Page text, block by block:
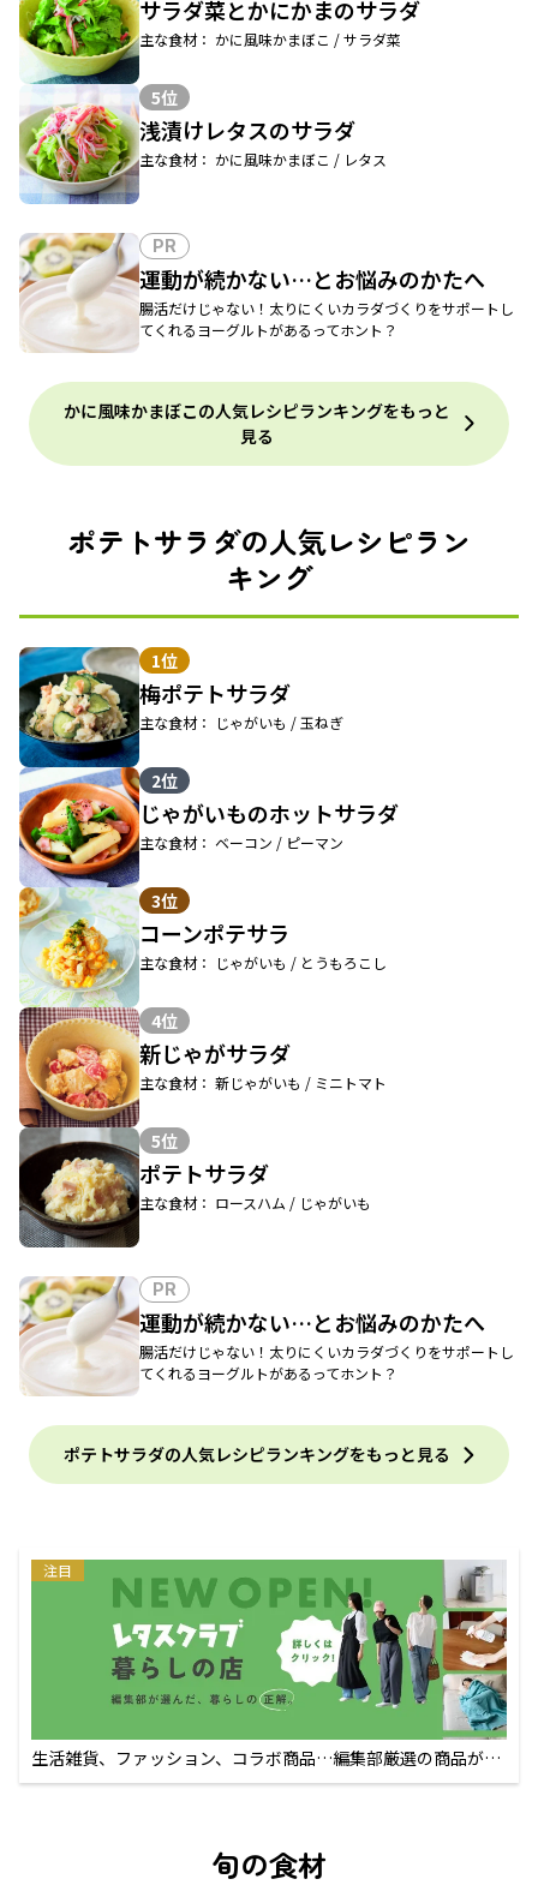
サラダ菜とかにかまのサラダ
主な食材： かに風味かまぼこ / サラダ菜
5位
浅漬けレタスのサラダ
主な食材： かに風味かまぼこ / レタス
PR
運動が続かない…とお悩みのかたへ
腸活だけじゃない！太りにくいカラダづくりをサポートし
てくれるヨーグルトがあるってホント？
かに風味かまぼこの人気レシピランキングをもっと
見る
ポテトサラダの人気レシピラン
キング
1位
梅ポテトサラダ
主な食材： じゃがいも / 玉ねぎ
2位
じゃがいものホットサラダ
主な食材： ベーコン / ピーマン
3位
コーンポテサラ
主な食材： じゃがいも / とうもろこし
4位
新じゃがサラダ
主な食材： 新じゃがいも / ミニトマト
5位
ポテトサラダ
主な食材： ロースハム / じゃがいも
PR
運動が続かない…とお悩みのかたへ
腸活だけじゃない！太りにくいカラダづくりをサポートし
てくれるヨーグルトがあるってホント？
ポテトサラダの人気レシピランキングをもっと見る
注目
生活雑貨、ファッション、コラボ商品…編集部厳選の商品が買
えるECサイト
旬の食材